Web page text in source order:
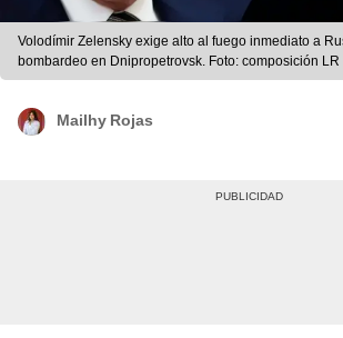
Volodímir Zelensky exige alto al fuego inmediato a
bombardeo en Dnipropetrovsk. Foto: composición LR
Mailhy Rojas